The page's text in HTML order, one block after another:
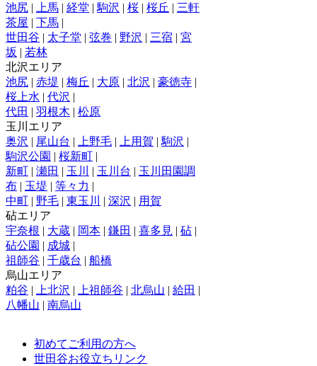
池尻 | 上馬 | 経堂 | 駒沢 | 桜 | 桜丘 | 三軒
茶屋 | 下馬 |
世田谷 | 太子堂 | 弦巻 | 野沢 | 三宿 | 宮
坂 | 若林
北沢エリア
池尻 | 赤堤 | 梅丘 | 大原 | 北沢 | 豪徳寺 |
桜上水 | 代沢 |
代田 | 羽根木 | 松原
玉川エリア
奥沢 | 尾山台 | 上野毛 | 上用賀 | 駒沢 |
駒沢公園 | 桜新町 |
新町 | 瀬田 | 玉川 | 玉川台 | 玉川田園調
布 | 玉堤 | 等々力 |
中町 | 野毛 | 東玉川 | 深沢 | 用賀
砧エリア
宇奈根 | 大蔵 | 岡本 | 鎌田 | 喜多見 | 砧 |
砧公園 | 成城 |
祖師谷 | 千歳台 | 船橋
烏山エリア
粕谷 | 上北沢 | 上祖師谷 | 北烏山 | 給田 |
八幡山 | 南烏山
初めてご利用の方へ
世田谷お役立ちリンク